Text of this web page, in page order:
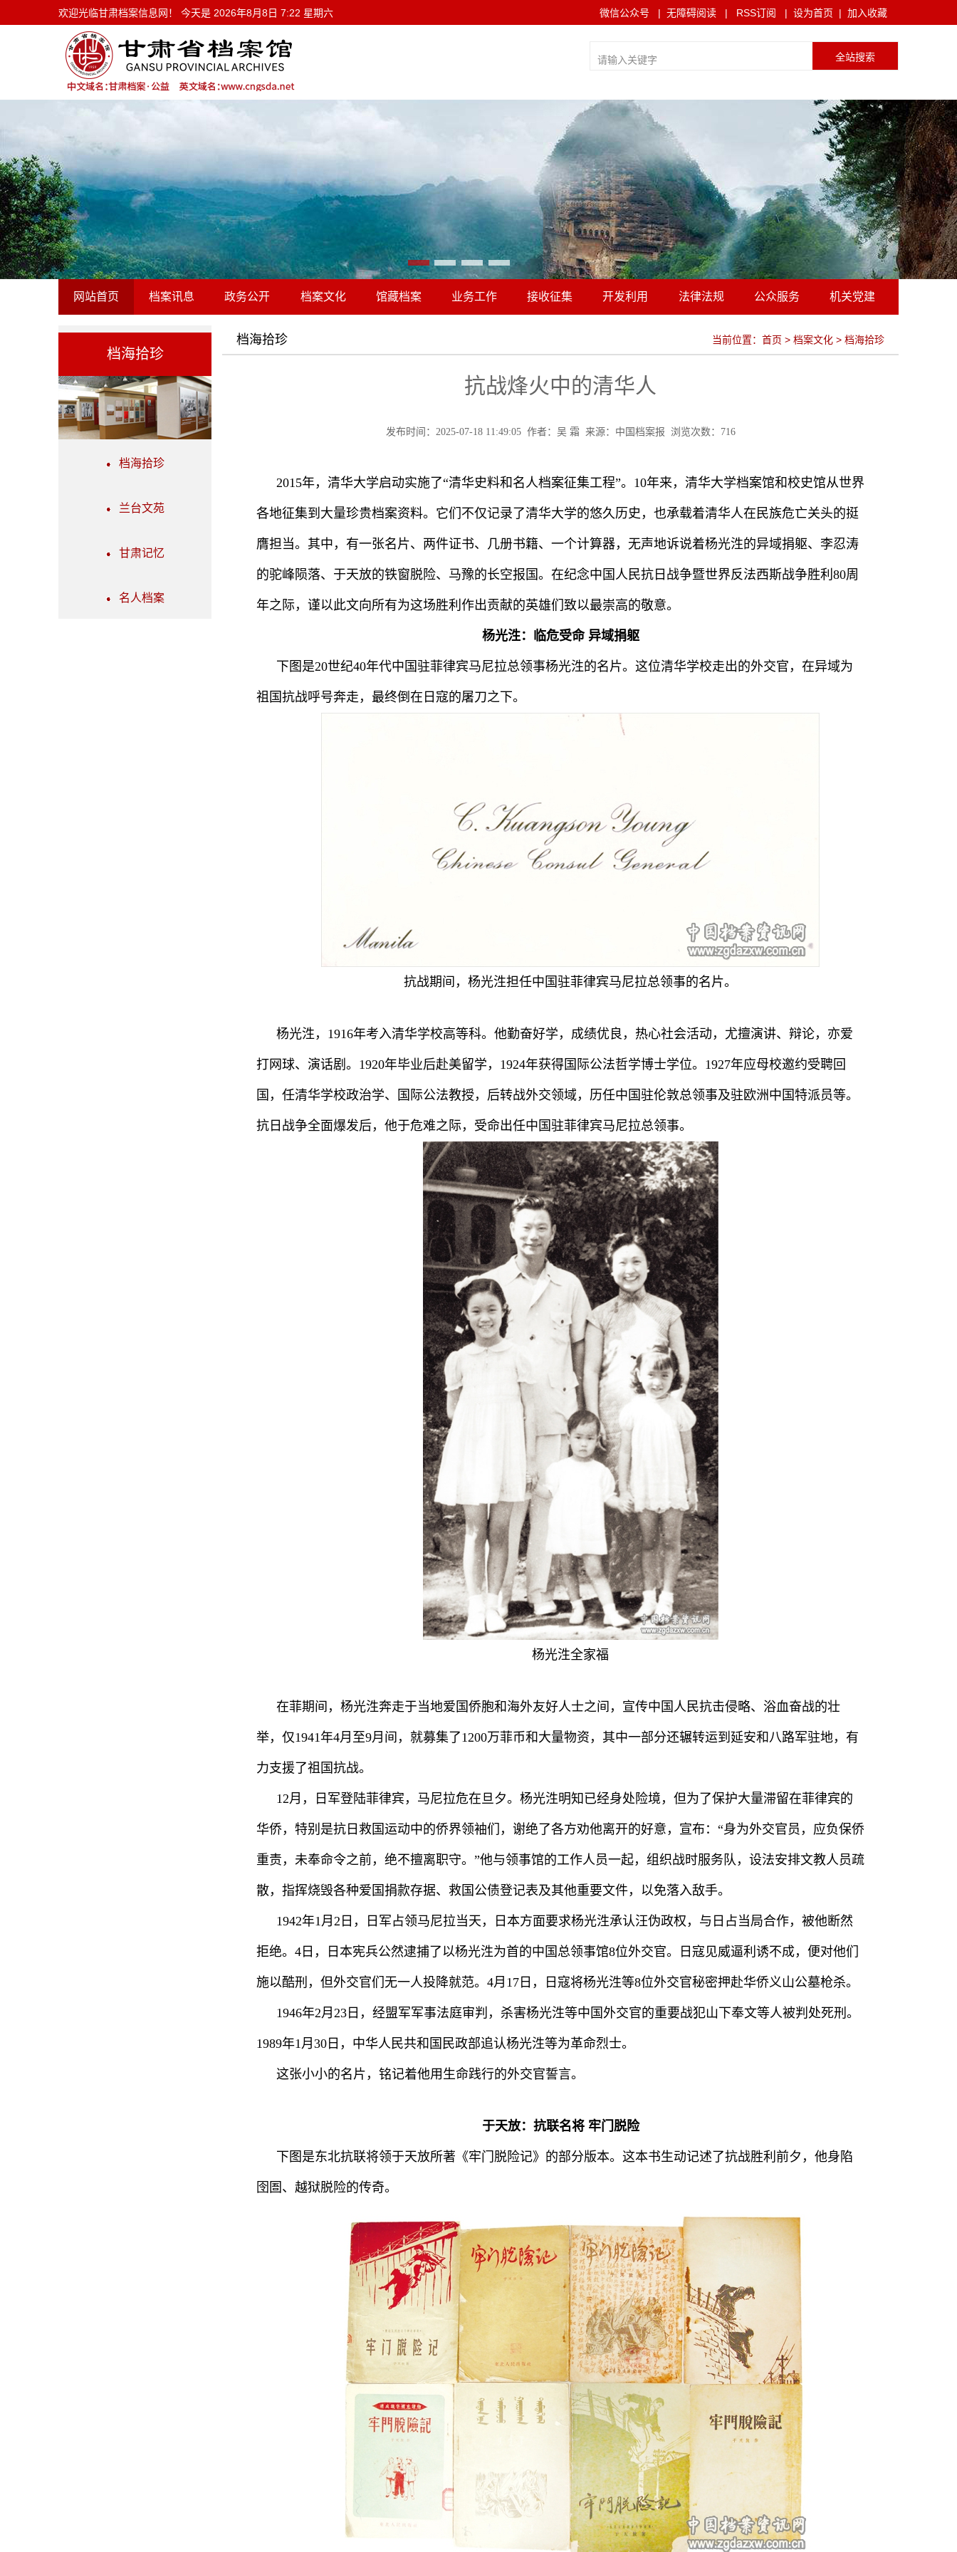
欢迎光临甘肃档案信息网！ 今天是 2026年8月8日 7:22 星期六 微信公众号 | 无障碍阅读 | RSS订阅 | 设为首页 | 加入收藏
网站首页 档案讯息 政务公开 档案文化 馆藏档案 业务工作 接收征集 开发利用 法律法规 公众服务 机关党建
档海拾珍
档海拾珍
兰台文苑
甘肃记忆
名人档案
档海拾珍 当前位置： 首页 > 档案文化 > 档海拾珍
抗战烽火中的清华人
发布时间：2025-07-18 11:49:05 作者：吴 霜 来源：中国档案报 浏览次数： 716
2015年，清华大学启动实施了“清华史料和名人档案征集工程”。10年来，清华大学档案馆和校史馆从世界
各地征集到大量珍贵档案资料。它们不仅记录了清华大学的悠久历史，也承载着清华人在民族危亡关头的挺
膺担当。其中，有一张名片、两件证书、几册书籍、一个计算器，无声地诉说着杨光泩的异域捐躯、李忍涛
的驼峰陨落、于天放的铁窗脱险、马豫的长空报国。在纪念中国人民抗日战争暨世界反法西斯战争胜利80周
年之际，谨以此文向所有为这场胜利作出贡献的英雄们致以最崇高的敬意。
杨光泩：临危受命 异域捐躯
下图是20世纪40年代中国驻菲律宾马尼拉总领事杨光泩的名片。这位清华学校走出的外交官，在异域为
祖国抗战呼号奔走，最终倒在日寇的屠刀之下。
抗战期间，杨光泩担任中国驻菲律宾马尼拉总领事的名片。
杨光泩，1916年考入清华学校高等科。他勤奋好学，成绩优良，热心社会活动，尤擅演讲、辩论，亦爱
打网球、演话剧。1920年毕业后赴美留学，1924年获得国际公法哲学博士学位。1927年应母校邀约受聘回
国，任清华学校政治学、国际公法教授，后转战外交领域，历任中国驻伦敦总领事及驻欧洲中国特派员等。
抗日战争全面爆发后，他于危难之际，受命出任中国驻菲律宾马尼拉总领事。
杨光泩全家福
在菲期间，杨光泩奔走于当地爱国侨胞和海外友好人士之间，宣传中国人民抗击侵略、浴血奋战的壮
举，仅1941年4月至9月间，就募集了1200万菲币和大量物资，其中一部分还辗转运到延安和八路军驻地，有
力支援了祖国抗战。
12月，日军登陆菲律宾，马尼拉危在旦夕。杨光泩明知已经身处险境，但为了保护大量滞留在菲律宾的
华侨，特别是抗日救国运动中的侨界领袖们，谢绝了各方劝他离开的好意，宣布：“身为外交官员，应负保侨
重责，未奉命令之前，绝不擅离职守。”他与领事馆的工作人员一起，组织战时服务队，设法安排文教人员疏
散，指挥烧毁各种爱国捐款存据、救国公债登记表及其他重要文件，以免落入敌手。
1942年1月2日，日军占领马尼拉当天，日本方面要求杨光泩承认汪伪政权，与日占当局合作，被他断然
拒绝。4日，日本宪兵公然逮捕了以杨光泩为首的中国总领事馆8位外交官。日寇见威逼利诱不成，便对他们
施以酷刑，但外交官们无一人投降就范。4月17日，日寇将杨光泩等8位外交官秘密押赴华侨义山公墓枪杀。
1946年2月23日，经盟军军事法庭审判，杀害杨光泩等中国外交官的重要战犯山下奉文等人被判处死刑。
1989年1月30日，中华人民共和国民政部追认杨光泩等为革命烈士。
这张小小的名片，铭记着他用生命践行的外交官誓言。
于天放：抗联名将 牢门脱险
下图是东北抗联将领于天放所著《牢门脱险记》的部分版本。这本书生动记述了抗战胜利前夕，他身陷
囹圄、越狱脱险的传奇。